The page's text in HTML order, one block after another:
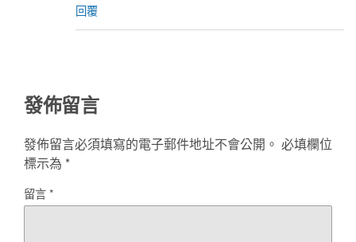
回覆
發佈留言
發佈留言必須填寫的電子郵件地址不會公開。 必填欄位
標示為 *
留言*